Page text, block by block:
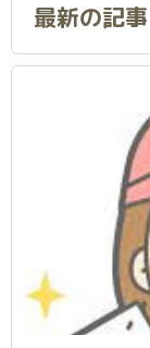
最新の記事